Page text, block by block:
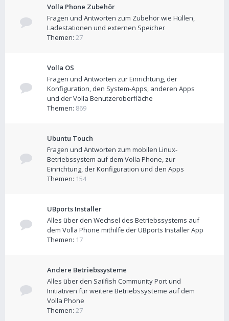
Volla Phone Zubehör
Fragen und Antworten zum Zubehör wie Hüllen,
Ladestationen und externen Speicher
Themen: 27
Volla OS
Fragen und Antworten zur Einrichtung, der
Konfiguration, den System-Apps, anderen Apps
und der Volla Benutzeroberfläche
Themen: 869
Ubuntu Touch
Fragen und Antworten zum mobilen Linux-
Betriebssystem auf dem Volla Phone, zur
Einrichtung, der Konfiguration und den Apps
Themen: 154
UBports Installer
Alles über den Wechsel des Betriebssystems auf
dem Volla Phone mithilfe der UBports Installer App
Themen: 17
Andere Betriebssysteme
Alles über den Sailfish Community Port und
Initiativen für weitere Betriebssysteme auf dem
Volla Phone
Themen: 27